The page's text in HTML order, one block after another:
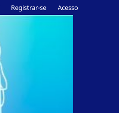
Registrar-se Acesso